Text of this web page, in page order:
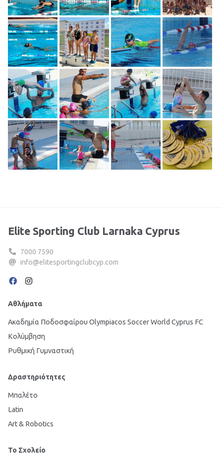
Elite Sporting Club Larnaka Cyprus
7000 7590
info@elitesportingclubcyp.com
Αθλήματα
Ακαδημία Ποδοσφαίρου Olympiacos Soccer World Cyprus FC
Κολύμβηση
Ρυθμική Γυμναστική
Δραστηριότητες
Μπαλέτο
Latin
Art & Robotics
Το Σχολείο